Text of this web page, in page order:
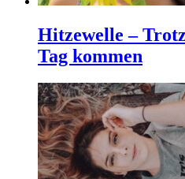
Hitzewelle –
Tag kommen